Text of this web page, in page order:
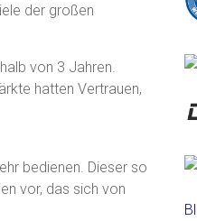
der großen
von 3 Jahren.
hatten Vertrauen,
bedienen. Dieser so
vor, das sich von